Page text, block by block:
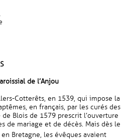
de l’Anjou
Cotterêts, en 1539, qui impose la
en français, par les curés des
de Blois de 1579 prescrit l’ouverture
de mariage et de décès. Mais dès le
Bretagne, les évêques avaient